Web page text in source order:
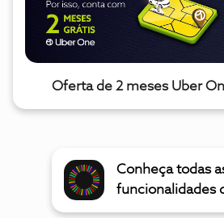
Oferta de 2 meses Uber
Conheça todas
funcionalidades